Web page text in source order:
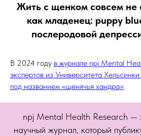
Жить с щенком совсем не
как младенец: puppy
послеродовой
В 2024 году в журнале npj Mental
экспертов из Университета
под названием «щенячья хандра».
npj Mental Health Research —
научный журнал, который